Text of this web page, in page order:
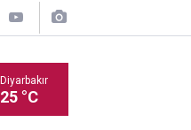
Diyarbakır
25 °C